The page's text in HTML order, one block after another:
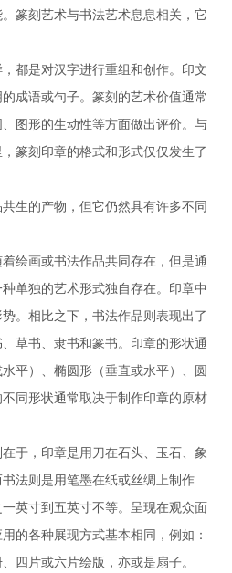
篆刻艺术与书法艺术息息相关，它
都是对汉字进行重组和创作。印文
成语或句子。篆刻的艺术价值通常
图形的生动性等方面做出评价。与
篆刻印章的格式和形式仅仅发生了
生的产物，但它仍然具有许多不同
绘画或书法作品共同存在，但是通
单独的艺术形式独自存在。印章中
。相比之下，书法作品则表现出了
草书、隶书和篆书。印章的形状通
平）、椭圆形（垂直或水平）、圆
同形状通常取决于制作印章的原材
于，印章是用刀在石头、玉石、象
法则是用笔墨在纸或丝绸上制作
英寸到五英寸不等。呈现在观众面
的各种展现方式基本相同，例如：
四片或六片绘版，亦或是扇子。